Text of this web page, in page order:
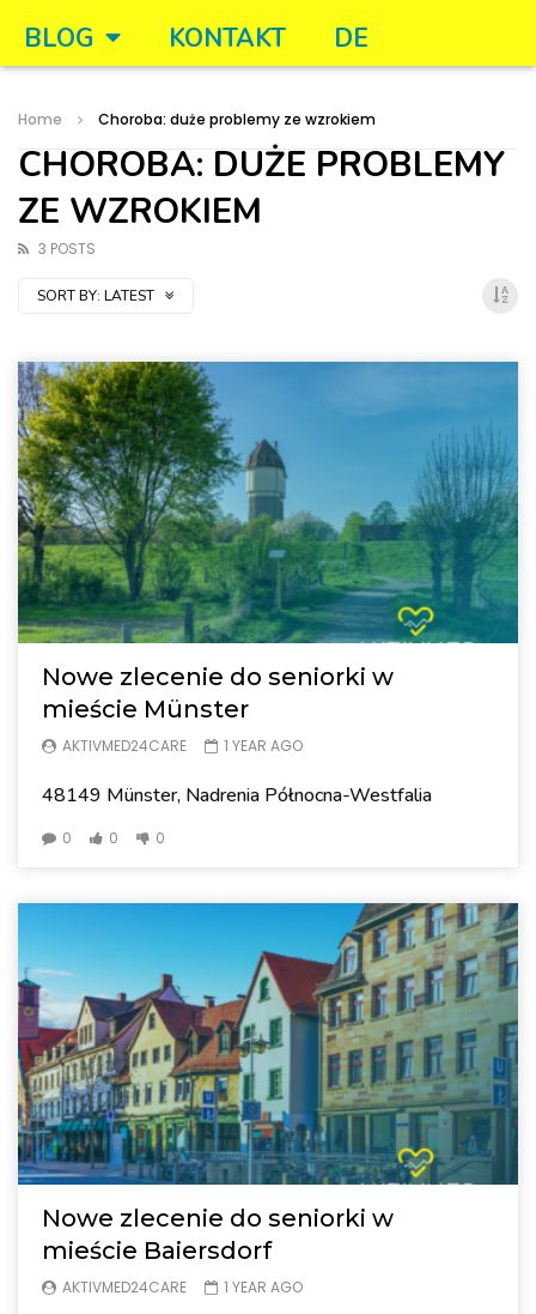
BLOG
KONTAKT DE
Home Choroba: duże problemy ze wzrokiem
CHOROBA: DUŻE PROBLEMY
ZE WZROKIEM
3 POSTS
SORT BY: LATEST
Nowe zlecenie do seniorki w
mieście Münster
AKTIVMED24CARE 1 YEAR AGO
48149 Münster, Nadrenia Północna-Westfalia
0 0 0
Nowe zlecenie do seniorki w
mieście Baiersdorf
AKTIVMED24CARE 1 YEAR AGO